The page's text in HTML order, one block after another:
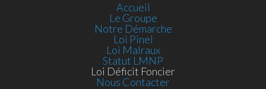
Accueil
Le Groupe
Notre Démarche
Loi Pinel
Loi Malraux
Statut LMNP
Loi Déficit Foncier
Nous Contacter